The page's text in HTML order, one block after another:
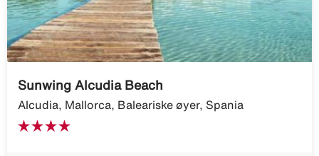
Sunwing Alcudia Beach
Alcudia, Mallorca, Baleariske øyer, Spania